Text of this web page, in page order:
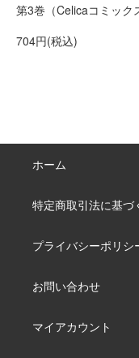
第3巻（Celicaコミック
704円(税込)
ホーム
特定商取引法に基づ
プライバシーポリシ
お問い合わせ
マイアカウント